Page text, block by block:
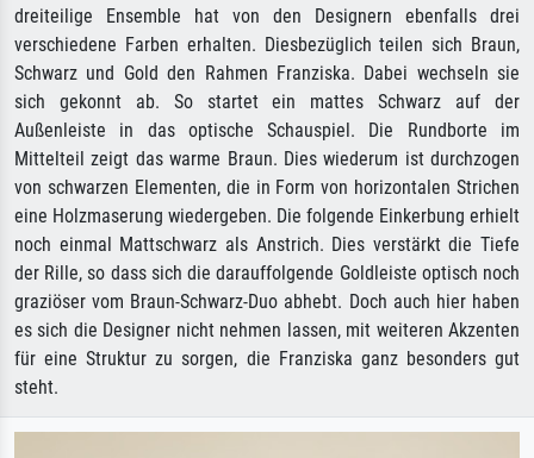
dreiteilige Ensemble hat von den Designern ebenfalls drei
verschiedene Farben erhalten. Diesbezüglich teilen sich Braun,
Schwarz und Gold den Rahmen Franziska. Dabei wechseln sie
sich gekonnt ab. So startet ein mattes Schwarz auf der
Außenleiste in das optische Schauspiel. Die Rundborte im
Mittelteil zeigt das warme Braun. Dies wiederum ist durchzogen
von schwarzen Elementen, die in Form von horizontalen Strichen
eine Holzmaserung wiedergeben. Die folgende Einkerbung erhielt
noch einmal Mattschwarz als Anstrich. Dies verstärkt die Tiefe
der Rille, so dass sich die darauffolgende Goldleiste optisch noch
graziöser vom Braun-Schwarz-Duo abhebt. Doch auch hier haben
es sich die Designer nicht nehmen lassen, mit weiteren Akzenten
für eine Struktur zu sorgen, die Franziska ganz besonders gut
steht.